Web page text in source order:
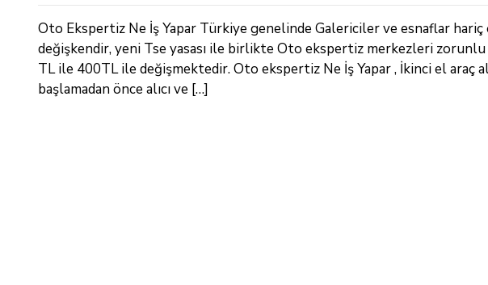
Oto Ekspertiz Ne İş Yapar Türkiye genelinde Galericiler ve esnaflar
değişkendir, yeni Tse yasası ile birlikte Oto ekspertiz merkezleri
TL ile 400TL ile değişmektedir. Oto ekspertiz Ne İş Yapar , İkinci el
başlamadan önce alıcı ve […]